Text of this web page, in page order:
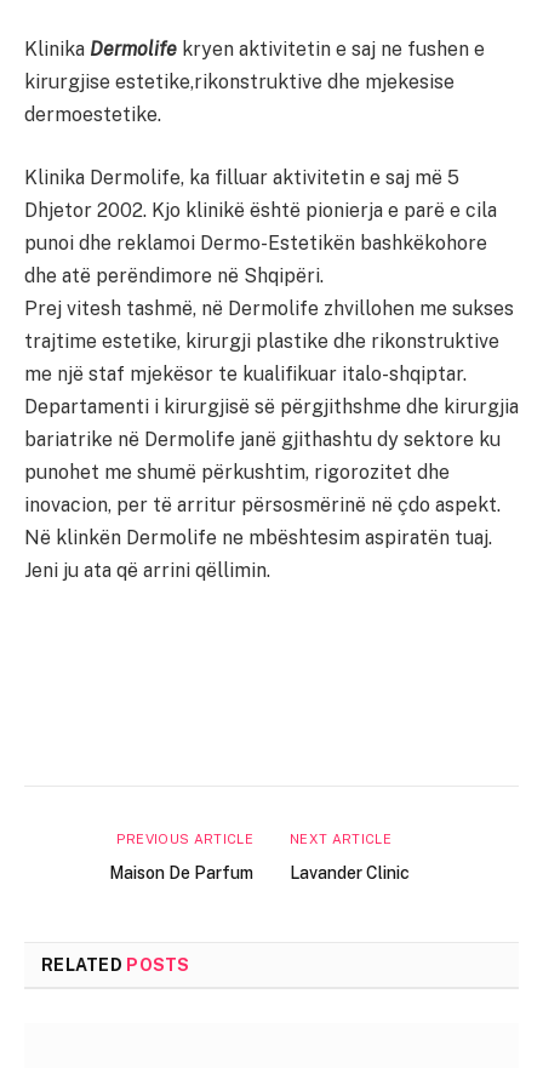
Klinika Dermolife kryen aktivitetin e saj ne fushen e
kirurgjise estetike,rikonstruktive dhe mjekesise
dermoestetike.
Klinika Dermolife, ka filluar aktivitetin e saj më 5
Dhjetor 2002. Kjo klinikë është pionierja e parë e cila
punoi dhe reklamoi Dermo-Estetikën bashkëkohore
dhe atë perëndimore në Shqipëri.
Prej vitesh tashmë, në Dermolife zhvillohen me sukses
trajtime estetike, kirurgji plastike dhe rikonstruktive
me një staf mjekësor te kualifikuar italo-shqiptar.
Departamenti i kirurgjisë së përgjithshme dhe kirurgjia
bariatrike në Dermolife janë gjithashtu dy sektore ku
punohet me shumë përkushtim, rigorozitet dhe
inovacion, per të arritur përsosmërinë në çdo aspekt.
Në klinkën Dermolife ne mbështesim aspiratën tuaj.
Jeni ju ata që arrini qëllimin.
PREVIOUS ARTICLE
Maison De Parfum
NEXT ARTICLE
Lavander Clinic
RELATED POSTS